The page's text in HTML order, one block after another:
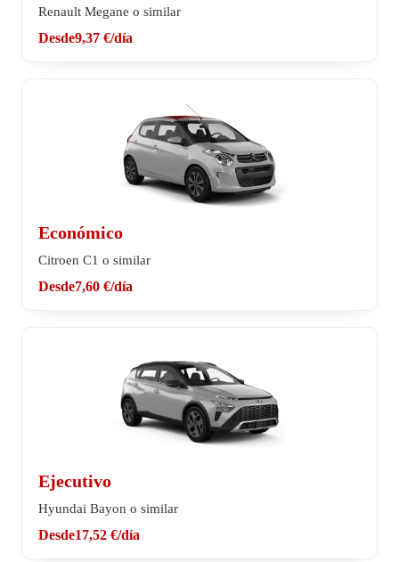
Renault Megane o similar
Desde9,37 €/día
Económico
Citroen C1 o similar
Desde7,60 €/día
Ejecutivo
Hyundai Bayon o similar
Desde17,52 €/día